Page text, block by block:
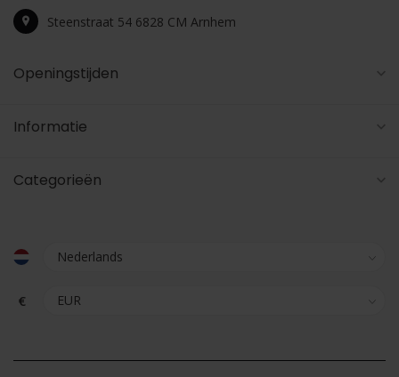
Steenstraat 54 6828 CM Arnhem
Openingstijden
Informatie
Categorieën
€